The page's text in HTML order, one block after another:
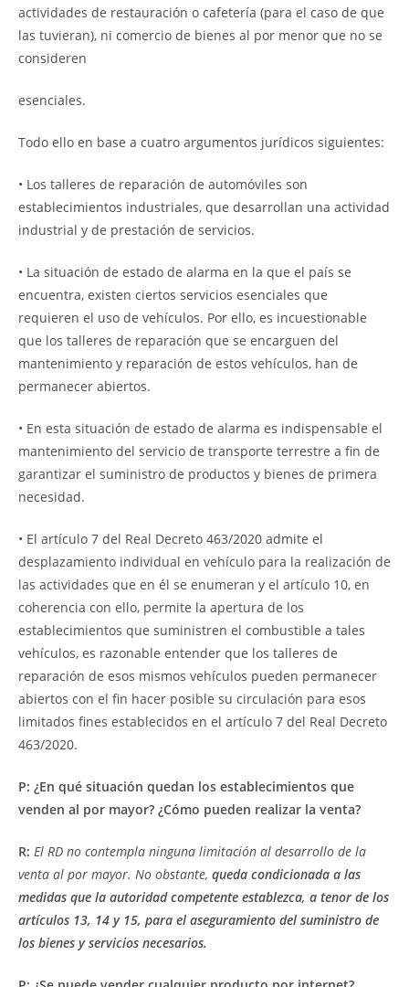
actividades de restauración o cafetería (para el caso de que
las tuvieran), ni comercio de bienes al por menor que no se
consideren
esenciales.
Todo ello en base a cuatro argumentos jurídicos siguientes:
• Los talleres de reparación de automóviles son
establecimientos industriales, que desarrollan una actividad
industrial y de prestación de servicios.
• La situación de estado de alarma en la que el país se
encuentra, existen ciertos servicios esenciales que
requieren el uso de vehículos. Por ello, es incuestionable
que los talleres de reparación que se encarguen del
mantenimiento y reparación de estos vehículos, han de
permanecer abiertos.
• En esta situación de estado de alarma es indispensable el
mantenimiento del servicio de transporte terrestre a fin de
garantizar el suministro de productos y bienes de primera
necesidad.
• El artículo 7 del Real Decreto 463/2020 admite el
desplazamiento individual en vehículo para la realización de
las actividades que en él se enumeran y el artículo 10, en
coherencia con ello, permite la apertura de los
establecimientos que suministren el combustible a tales
vehículos, es razonable entender que los talleres de
reparación de esos mismos vehículos pueden permanecer
abiertos con el fin hacer posible su circulación para esos
limitados fines establecidos en el artículo 7 del Real Decreto
463/2020.
P: ¿En qué situación quedan los establecimientos que
venden al por mayor? ¿Cómo pueden realizar la venta?
R: El RD no contempla ninguna limitación al desarrollo de la
venta al por mayor. No obstante, queda condicionada a las
medidas que la autoridad competente establezca, a tenor de los
artículos 13, 14 y 15, para el aseguramiento del suministro de
los bienes y servicios necesarios.